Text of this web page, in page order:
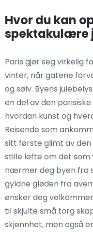
Hvor du kan
spektakulære
Paris gjør seg virkelig
vinter, når gatene
og sølv. Byens
en del av den
hvordan kunst og
Reisende som
sitt første glimt av
stille løfte om det som
nærmer deg byen fra
gyldne gløden fra
ønsker deg
til skjulte små torg
skjønnhet, men også